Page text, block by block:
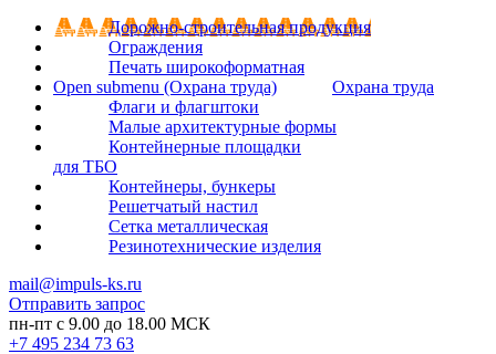
Дорожно-строительная продукция
Ограждения
Печать широкоформатная
Open submenu (Охрана труда)
Охрана труда
Флаги и флагштоки
Малые архитектурные формы
Контейнерные площадки
для ТБО
Контейнеры, бункеры
Решетчатый настил
Сетка металлическая
Резинотехнические изделия
mail@impuls-ks.ru
Отправить запрос
пн-пт с 9.00 до 18.00 МСК
+7 495 234 73 63